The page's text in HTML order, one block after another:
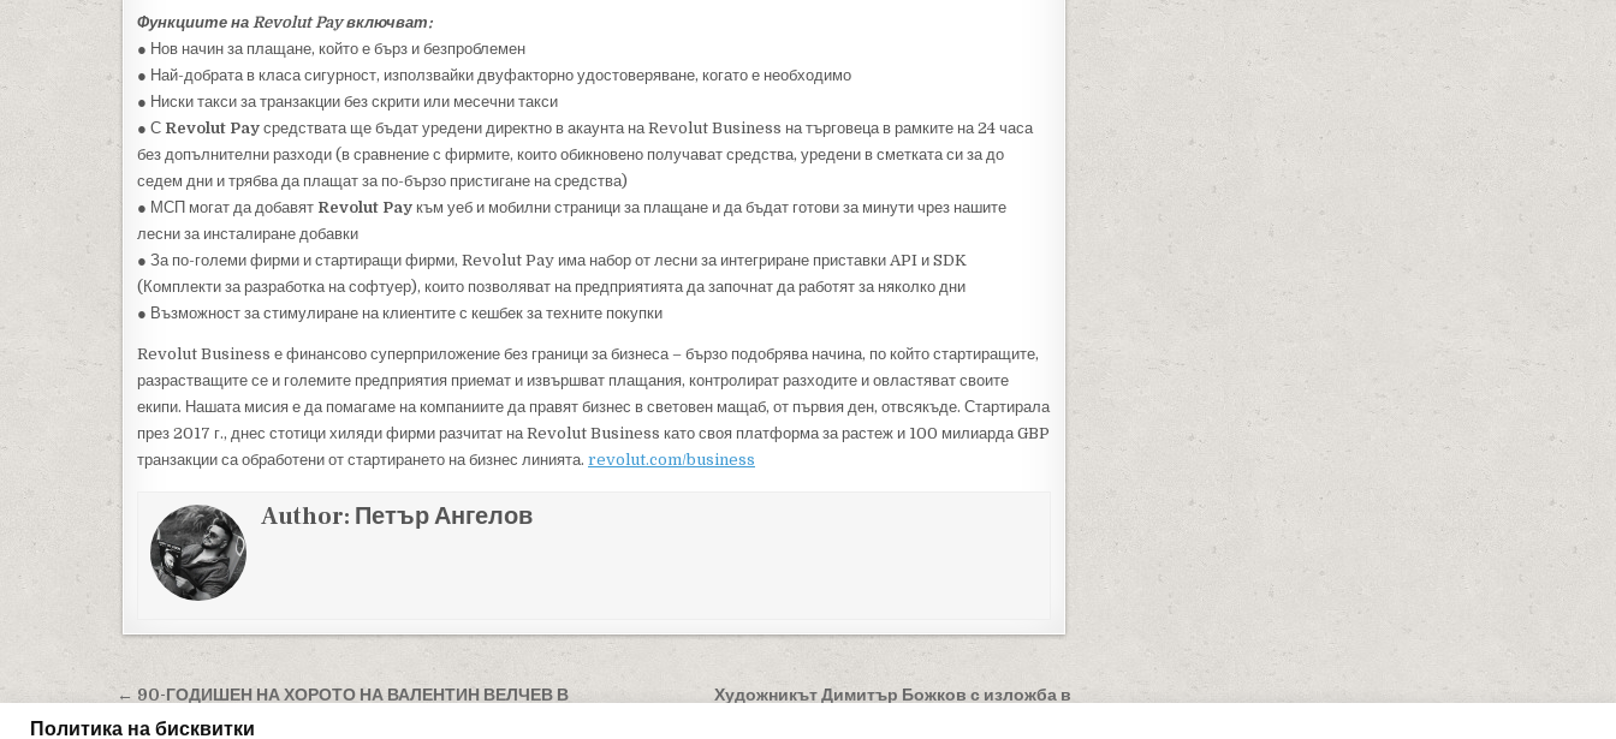
Функциите на Revolut Pay включват:
● Нов начин за плащане, който е бърз и безпроблемен
● Най-добрата в класа сигурност, използвайки двуфакторно удостоверяване, когато е необходимо
● Ниски такси за транзакции без скрити или месечни такси
● С Revolut Pay средствата ще бъдат уредени директно в акаунта на Revolut Business на търговеца в рамките на 24 часа
без допълнителни разходи (в сравнение с фирмите, които обикновено получават средства, уредени в сметката си за до
седем дни и трябва да плащат за по-бързо пристигане на средства)
● МСП могат да добавят Revolut Pay към уеб и мобилни страници за плащане и да бъдат готови за минути чрез нашите
лесни за инсталиране добавки
● За по-големи фирми и стартиращи фирми, Revolut Pay има набор от лесни за интегриране приставки API и SDK
(Комплекти за разработка на софтуер), които позволяват на предприятията да започнат да работят за няколко дни
● Възможност за стимулиране на клиентите с кешбек за техните покупки
Revolut Business е финансово суперприложение без граници за бизнеса – бързо подобрява начина, по който стартиращите,
разрастващите се и големите предприятия приемат и извършват плащания, контролират разходите и овластяват своите
екипи. Нашата мисия е да помагаме на компаниите да правят бизнес в световен мащаб, от първия ден, отвсякъде. Стартирала
през 2017 г., днес стотици хиляди фирми разчитат на Revolut Business като своя платформа за растеж и 100 милиарда GBP
транзакции са обработени от стартирането на бизнес линията. revolut.com/business
Author: Петър Ангелов
Навигация
Художникът Димитър Божков с изложба в
← 90-ГОДИШЕН НА ХОРОТО НА ВАЛЕНТИН ВЕЛЧЕВ В
ПАСКАЛЕВЕЦ
Политика на бисквитки